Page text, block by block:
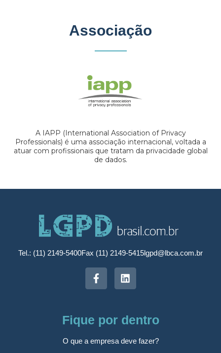
Associação
A IAPP (International Association of Privacy
Professionals) é uma associação internacional, voltada a
atuar com profissionais que tratam da privacidade global
de dados.
Tel.: (11) 2149-5400Fax (11) 2149-5415lgpd@lbca.com.br
Fique por dentro
O que a empresa deve fazer?